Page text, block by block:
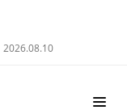
2026.08.10